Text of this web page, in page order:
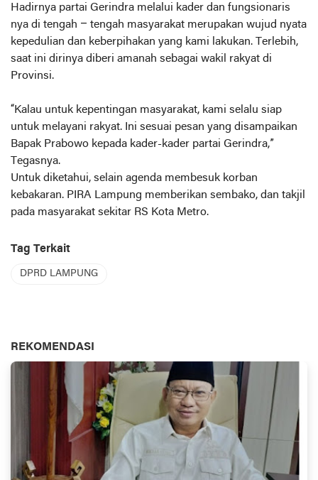
Hadirnya partai Gerindra melalui kader dan fungsionaris
nya di tengah – tengah masyarakat merupakan wujud nyata
kepedulian dan keberpihakan yang kami lakukan. Terlebih,
saat ini dirinya diberi amanah sebagai wakil rakyat di
Provinsi.
“Kalau untuk kepentingan masyarakat, kami selalu siap
untuk melayani rakyat. Ini sesuai pesan yang disampaikan
Bapak Prabowo kepada kader-kader partai Gerindra,”
Tegasnya.
Untuk diketahui, selain agenda membesuk korban
kebakaran. PIRA Lampung memberikan sembako, dan takjil
pada masyarakat sekitar RS Kota Metro.
Tag Terkait
DPRD LAMPUNG
REKOMENDASI